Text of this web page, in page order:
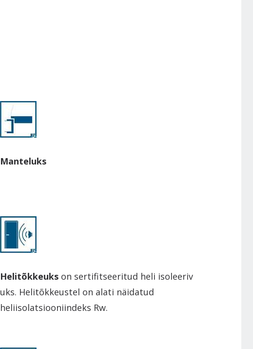
Manteluks
Helitõkkeukson sertifitseeritud heli isoleeriv
uks. Helitõkkeustel on alati näidatud
heliisolatsiooniindeks Rw.